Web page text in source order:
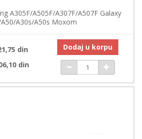
A305F/A505F/A307F/A507F Galaxy
A30s/A50s Moxom
din
din
Dodaj u korpu